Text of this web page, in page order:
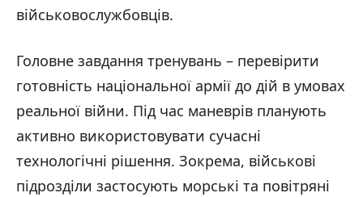
військовослужбовців.
Головне завдання тренувань – перевірити
готовність національної армії до дій в умовах
реальної війни. Під час маневрів планують
активно використовувати сучасні
технологічні рішення. Зокрема, військові
підрозділи застосують морські та повітряні